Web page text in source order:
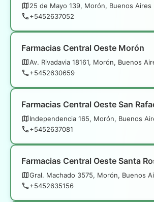
25 de Mayo 139, Morón, Buenos Aires
+5452637052
Farmacias Central Oeste Morón
Av. Rivadavia 18161, Morón, Buenos
+5452630659
Farmacias Central Oeste San
Independencia 165, Morón, Buenos
+5452637081
Farmacias Central Oeste Santa
Gral. Machado 3575, Morón, Buenos
+5452635156